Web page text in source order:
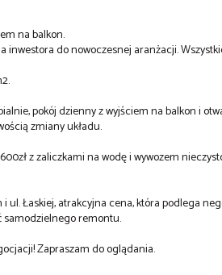
na balkon.
do nowoczesnej aranżacji.
pokój dzienny z wyjściem na balkon i
zmiany układu.
z zaliczkami na wodę i wywozem
Łaskiej, atrakcyjna cena, która podlega
samodzielnego remontu.
Zapraszam do oglądania.